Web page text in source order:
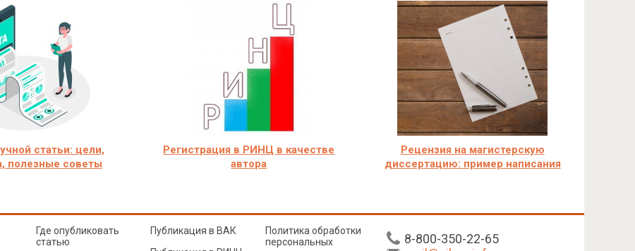
статьи: цели,
полезные советы
Регистрация в РИНЦ в качестве
автора
Рецензия на магистерскую
диссертацию: пример написания
8-800-350-22-65
Где опубликовать
статью
Публикация в ВАК
Политика обработки
персональных